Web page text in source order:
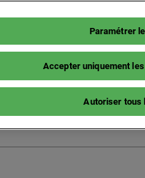
Paramétrer
Accepter uniquement
Autoriser tous